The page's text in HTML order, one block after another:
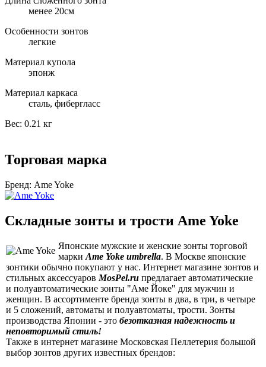
менее 20см
Особенности зонтов
легкие
Материал купола
эпонж
Материал каркаса
сталь, фибергласс
Вес: 0.21 кг
Торговая марка
Бренд: Ame Yoke
Cкладные зонты и трости Ame Yoke
Японские мужские и женские зонты торговой
марки Ame Yoke umbrella. В Москве японские
зонтики обычно покупают у нас. Интернет магазине зонтов и
стильных аксессуаров MosPel.ru предлагает автоматические
и полуавтоматические зонты "Аме Йоке" для мужчин и
женщин. В ассортименте бренда зонты в два, в три, в четыре
и 5 сложений, автоматы и полуавтоматы, трости. Зонты
производства Японии - это безотказная надежность и
неповторимый стиль!
Также в интернет магазине Московская Пеллетерия большой
выбор зонтов других известных брендов: